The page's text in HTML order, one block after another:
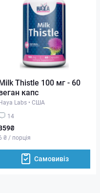
Thistle 100 мг - 60
капс
Labs • США
14
₴ / порція
Самовивіз